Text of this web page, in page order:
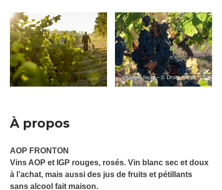
château fayet – © Droits gérés
À propos
AOP FRONTON
Vins AOP et IGP rouges, rosés. Vin blanc sec et doux
à l’achat, mais aussi des jus de fruits et pétillants
sans alcool fait maison.